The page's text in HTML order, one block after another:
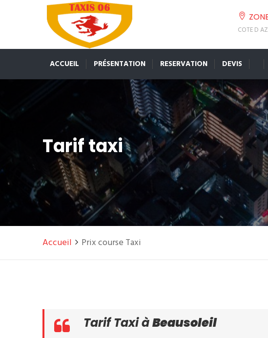
COTE D
ACCUEIL PRÉSENTATION RESERVATION DEVIS
Tarif taxi
Accueil Prix course Taxi
Tarif Taxi àBeausoleil